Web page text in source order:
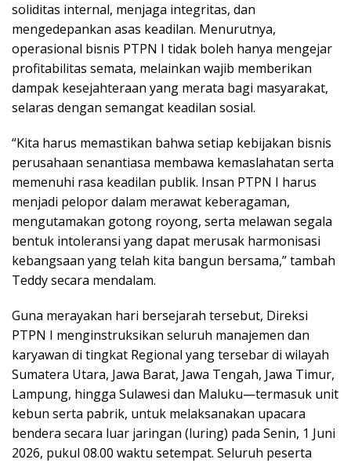
soliditas internal, menjaga integritas, dan
mengedepankan asas keadilan. Menurutnya,
operasional bisnis PTPN I tidak boleh hanya mengejar
profitabilitas semata, melainkan wajib memberikan
dampak kesejahteraan yang merata bagi masyarakat,
selaras dengan semangat keadilan sosial.
“Kita harus memastikan bahwa setiap kebijakan bisnis
perusahaan senantiasa membawa kemaslahatan serta
memenuhi rasa keadilan publik. Insan PTPN I harus
menjadi pelopor dalam merawat keberagaman,
mengutamakan gotong royong, serta melawan segala
bentuk intoleransi yang dapat merusak harmonisasi
kebangsaan yang telah kita bangun bersama,” tambah
Teddy secara mendalam.
Guna merayakan hari bersejarah tersebut, Direksi
PTPN I menginstruksikan seluruh manajemen dan
karyawan di tingkat Regional yang tersebar di wilayah
Sumatera Utara, Jawa Barat, Jawa Tengah, Jawa Timur,
Lampung, hingga Sulawesi dan Maluku—termasuk unit
kebun serta pabrik, untuk melaksanakan upacara
bendera secara luar jaringan (luring) pada Senin, 1 Juni
2026, pukul 08.00 waktu setempat. Seluruh peserta